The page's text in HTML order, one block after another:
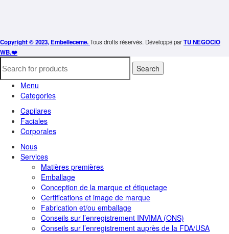
Copyright © 2023, Embelleceme.Tous droits réservés. Développé parTU NEGOCIO
WB.❤️
Search
Menu
Categories
Capilares
Faciales
Corporales
Nous
Services
Matières premières
Emballage
Conception de la marque et étiquetage
Certifications et image de marque
Fabrication et/ou emballage
Conseils sur l’enregistrement INVIMA (ONS)
Conseils sur l’enregistrement auprès de la FDA/USA